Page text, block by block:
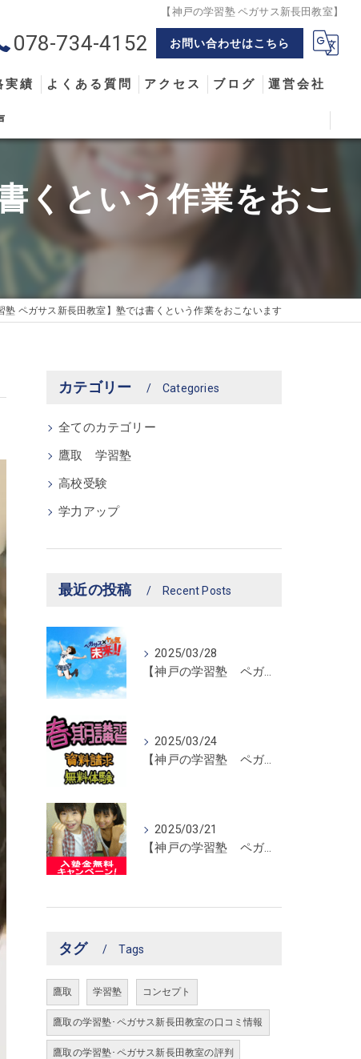
【神戸の学習塾 ペガサス新長田教室】
078-734-4152 お問い合わせはこちら
実績 よくある質問 アクセス ブログ 運営会社
くという作業をおこ
塾 ペガサス新長田教室】塾では書くという作業をおこないます
カテゴリー Categories
全てのカテゴリー
鷹取 学習塾
高校受験
学力アップ
最近の投稿 Recent Posts
2025/03/28
【神戸の学習塾 ペガサス新長田教室】ペガサス学習スタイル！
2025/03/24
【神戸の学習塾 ペガサス新長田教室】春期講習開催！
2025/03/21
【神戸の学習塾 ペガサス新長田教室】入塾金無料キャンペーン！
タグ Tags
鷹取 学習塾 コンセプト
鷹取の学習塾･ペガサス新長田教室の口コミ情報
鷹取の学習塾･ペガサス新長田教室の評判